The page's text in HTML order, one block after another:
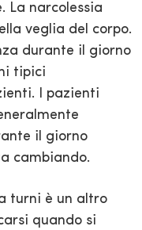
La narcolessia
veglia del corpo.
durante il giorno
tipici
I pazienti
il giorno
cambiando.
turni è un altro
quando si